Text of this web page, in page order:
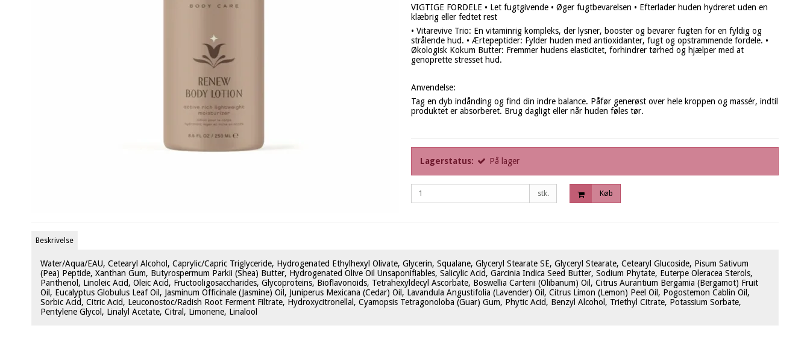
VIGTIGE FORDELE • Let fugtgivende • Øger fugtbevarelsen • Efterlader huden hydreret uden en
klæbrig eller fedtet rest
• Vitarevive Trio: En vitaminrig kompleks, der lysner, booster og bevarer fugten for en fyldig og
strålende hud. • Ærtepeptider: Fylder huden med antioxidanter, fugt og opstrammende fordele. •
Økologisk Kokum Butter: Fremmer hudens elasticitet, forhindrer tørhed og hjælper med at
genoprette stresset hud.
Anvendelse:
Tag en dyb indånding og find din indre balance. Påfør generøst over hele kroppen og massér, indtil
produktet er absorberet. Brug dagligt eller når huden føles tør.
Lagerstatus: På lager
stk. Køb
Beskrivelse
Water/Aqua/EAU, Cetearyl Alcohol, Caprylic/Capric Triglyceride, Hydrogenated Ethylhexyl Olivate, Glycerin, Squalane, Glyceryl Stearate SE, Glyceryl Stearate, Cetearyl Glucoside, Pisum Sativum
(Pea) Peptide, Xanthan Gum, Butyrospermum Parkii (Shea) Butter, Hydrogenated Olive Oil Unsaponifiables, Salicylic Acid, Garcinia Indica Seed Butter, Sodium Phytate, Euterpe Oleracea Sterols,
Panthenol, Linoleic Acid, Oleic Acid, Fructooligosaccharides, Glycoproteins, Bioflavonoids, Tetrahexyldecyl Ascorbate, Boswellia Carterii (Olibanum) Oil, Citrus Aurantium Bergamia (Bergamot) Fruit
Oil, Eucalyptus Globulus Leaf Oil, Jasminum Officinale (Jasmine) Oil, Juniperus Mexicana (Cedar) Oil, Lavandula Angustifolia (Lavender) Oil, Citrus Limon (Lemon) Peel Oil, Pogostemon Cablin Oil,
Sorbic Acid, Citric Acid, Leuconostoc/Radish Root Ferment Filtrate, Hydroxycitronellal, Cyamopsis Tetragonoloba (Guar) Gum, Phytic Acid, Benzyl Alcohol, Triethyl Citrate, Potassium Sorbate,
Pentylene Glycol, Linalyl Acetate, Citral, Limonene, Linalool